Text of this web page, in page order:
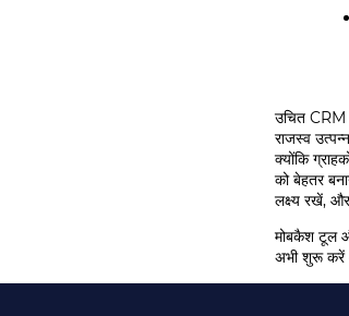
उचित CRM
राजस्व
क्योंकि
को बेहतर
लक्ष्य रखें,
मोबकैश टूल
अभी शुरू करें